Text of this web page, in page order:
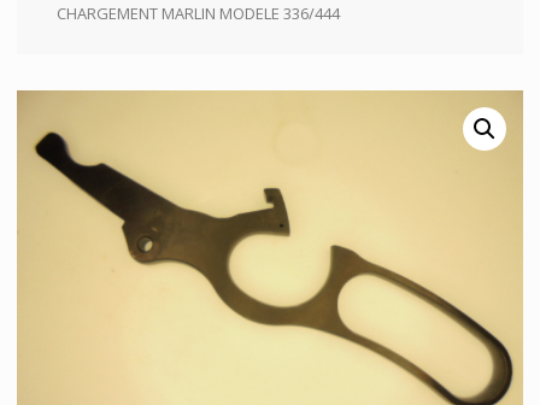
CHARGEMENT MARLIN MODELE 336/444